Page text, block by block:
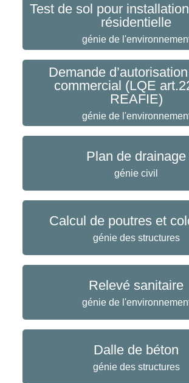
Test de sol pour
résidentielle
génie de
Demande
commercial (LQE
REAFIE)
génie de
Plan de drainage
génie civil
Calcul de poutres et
génie des structures
Relevé sanitaire
génie de
Dalle de béton
génie des structures